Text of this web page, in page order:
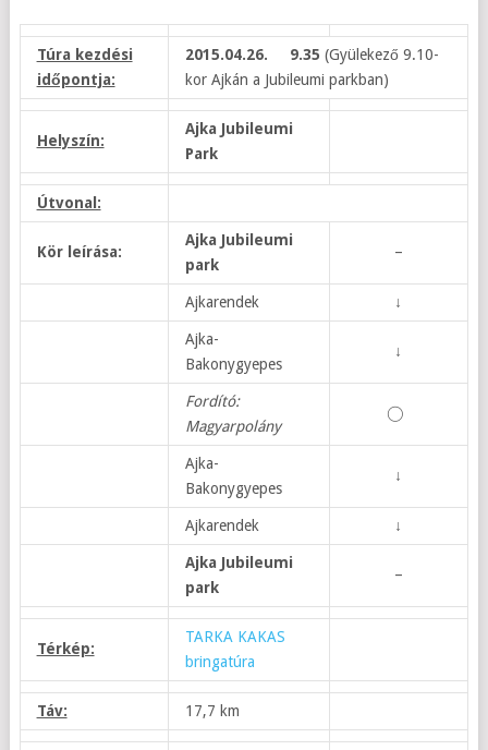
Túra kezdési
időpontja:
2015.04.26. 9.35 (Gyülekező 9.10-
kor Ajkán a Jubileumi parkban)
Helyszín:
Ajka Jubileumi
Park
Útvonal:
Kör leírása:
Ajka Jubileumi
park
–
Ajkarendek ↓
Ajka-
Bakonygyepes
↓
Fordító:
Magyarpolány
Ajka-
Bakonygyepes
↓
Ajkarendek ↓
Ajka Jubileumi
park
–
Térkép:
TARKA KAKAS
bringatúra
Táv: 17,7 km